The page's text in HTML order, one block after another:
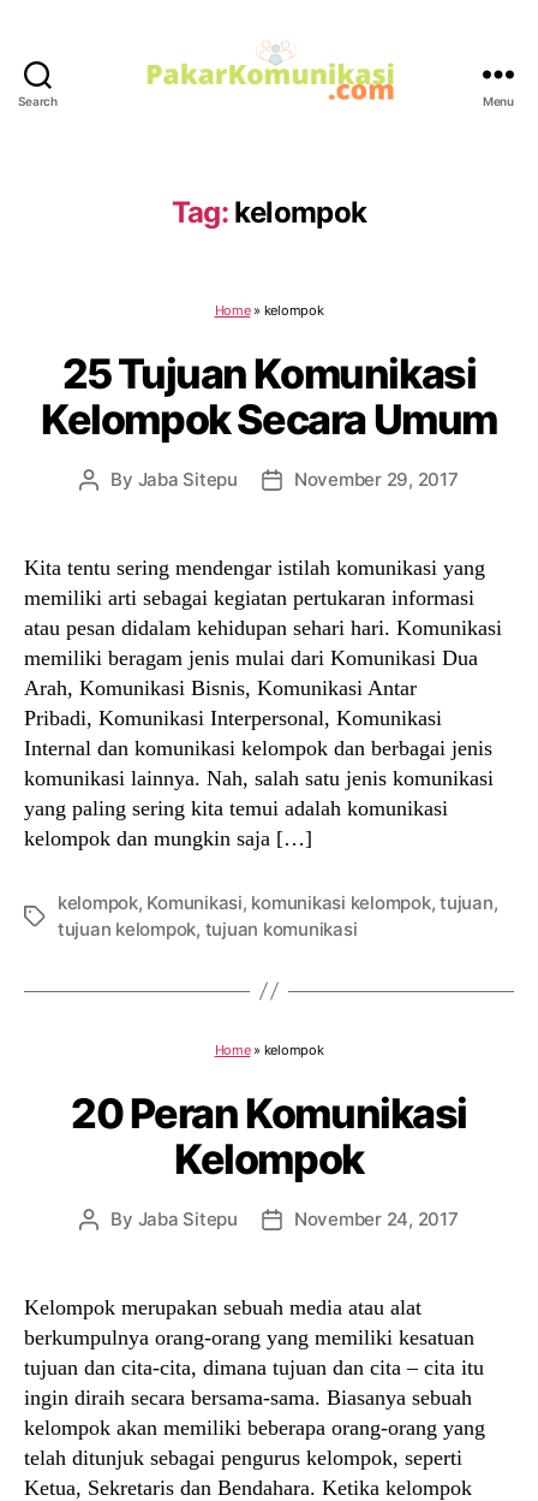
Search Menu
Tag: kelompok
Home» kelompok
25 Tujuan Komunikasi
Kelompok Secara Umum
Post
By Jaba Sitepu
PostNovember 29, 2017
Kita tentu sering mendengar istilah komunikasi yang
memiliki arti sebagai kegiatan pertukaran informasi
atau pesan didalam kehidupan sehari hari. Komunikasi
memiliki beragam jenis mulai dari Komunikasi Dua
Arah, Komunikasi Bisnis, Komunikasi Antar
Pribadi, Komunikasi Interpersonal, Komunikasi
Internal dan komunikasi kelompok dan berbagai jenis
komunikasi lainnya. Nah, salah satu jenis komunikasi
yang paling sering kita temui adalah komunikasi
kelompok dan mungkin saja […]
Tags
kelompok, Komunikasi, komunikasi kelompok,tujuan,
tujuan kelompok, tujuan komunikasi
Home» kelompok
20 Peran Komunikasi
Kelompok
Post
By Jaba Sitepu
PostNovember 24, 2017
Kelompok merupakan sebuah media atau alat
berkumpulnya orang-orang yang memiliki kesatuan
tujuan dan cita-cita, dimana tujuan dan cita – cita itu
ingin diraih secara bersama-sama. Biasanya sebuah
kelompok akan memiliki beberapa orang-orang yang
telah ditunjuk sebagai pengurus kelompok, seperti
Ketua, Sekretaris dan Bendahara. Ketika kelompok